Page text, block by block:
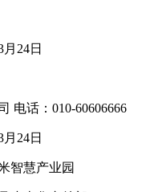
24日
电话：010-60606666
24日
智慧产业园